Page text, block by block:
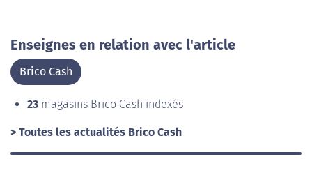
Enseignes en relation avec l'article
Brico Cash
23 magasins Brico Cash indexés
> Toutes les actualités Brico Cash